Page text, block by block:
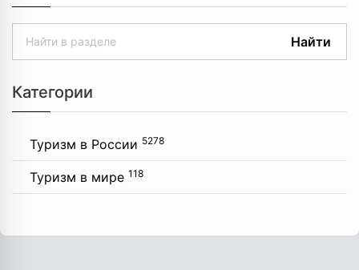
Найти
Категории
Туризм в России 5278
Туризм в мире 118